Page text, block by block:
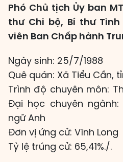
Phó Chủ tịch Ủy ban
thư Chi bộ, Bí thư
viên Ban Chấp hành
Ngày sinh: 25/7/1988
Quê quán: Xã Tiểu Cần,
Trình độ chuyên môn:
Đại học chuyên ngành:
ngữ Anh
Đơn vị ứng cử: Vĩnh Long
Tỷ lệ trúng cử: 65,41%./.